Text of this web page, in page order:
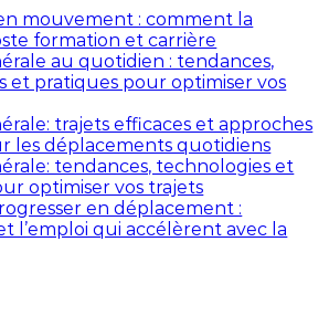
mouvement : comment la
formation et carrière
au quotidien : tendances,
et pratiques pour optimiser vos
trajets efficaces et approches
les déplacements quotidiens
tendances, technologies et
optimiser vos trajets
en déplacement :
l’emploi qui accélèrent avec la